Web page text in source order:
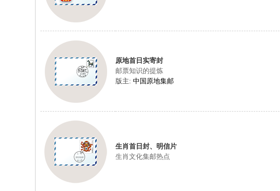
原地首日实寄封
邮票知识的提炼
版主: 中国原地集邮
生肖首日封、明信片
生肖文化集邮热点